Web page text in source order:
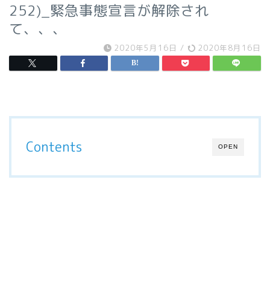
252)_緊急事態宣言が解除され
て、、、
2020年5月16日 / 2020年8月16日
OPEN
Contents